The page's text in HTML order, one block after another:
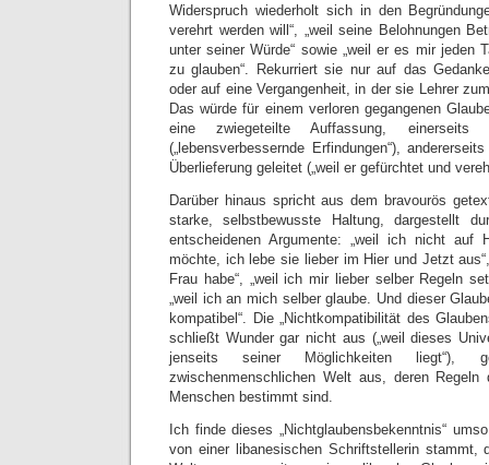
Widerspruch wiederholt sich in den
verehrt werden will“, „weil seine Belohnungen
unter seiner Würde“ sowie „weil er es mir jeden
zu glauben“. Rekurriert sie nur auf das
oder auf eine Vergangenheit, in der sie Lehrer
Das würde für einem verloren gegangenen
eine zwiegeteilte Auffassung,
(„lebensverbessernde Erfindungen“),
Überlieferung geleitet („weil er gefürchtet und
Darüber hinaus spricht aus dem bravourös
starke, selbstbewusste Haltung, dargestellt
entscheidenen Argumente: „weil ich nicht auf
möchte, ich lebe sie lieber im Hier und Jetzt
Frau habe“, „weil ich mir lieber selber Regeln
„weil ich an mich selber glaube. Und dieser
kompatibel“. Die „Nichtkompatibilität des
schließt Wunder gar nicht aus („weil dieses
jenseits seiner Möglichkeiten
zwischenmenschlichen Welt aus, deren Regeln
Menschen bestimmt sind.
Ich finde dieses „Nichtglaubensbekenntnis“
von einer libanesischen Schriftstellerin stammt,